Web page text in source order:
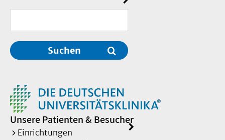
Suchen
Unsere Patienten & Besucher
Einrichtungen